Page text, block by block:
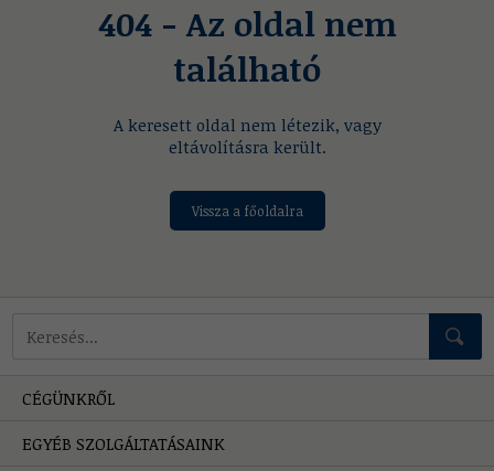
404 - Az oldal nem
található
A keresett oldal nem létezik, vagy
eltávolításra került.
Vissza a főoldalra
Mire keressünk?
CÉGÜNKRŐL
EGYÉB SZOLGÁLTATÁSAINK